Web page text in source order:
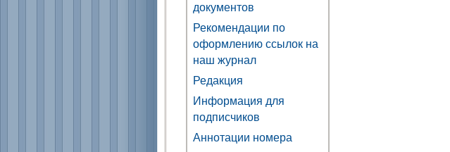
документов
Рекомендации по
оформлению ссылок на
наш журнал
Редакция
Информация для
подписчиков
Аннотации номера